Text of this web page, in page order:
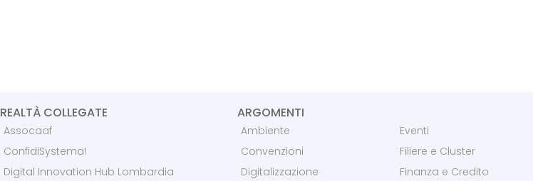
REALTÀ COLLEGATE
Assocaaf
ConfidiSystema!
Digital Innovation Hub Lombardia
ARGOMENTI
Ambiente
Convenzioni
Digitalizzazione
Eventi
Filiere e Cluster
Finanza e Credito